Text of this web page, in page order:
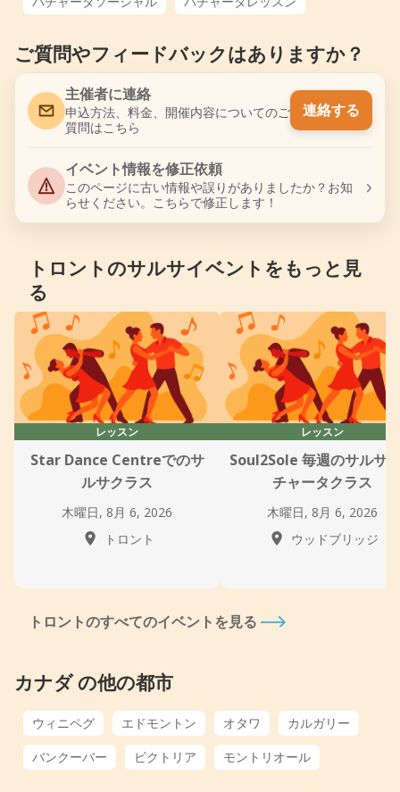
ご質問やフィードバックはありますか？
主催者に連絡
申込方法、料金、開催内容についてのご
質問はこちら
連絡する
イベント情報を修正依頼
このページに古い情報や誤りがありましたか？お知
らせください。こちらで修正します！
›
トロントのサルサイベントをもっと見
る
レッスン
Star Dance Centreでのサ
ルサクラス
木曜日, 8月 6, 2026
トロント
レッスン
Soul2Sole 毎週のサルサ
チャータクラス
木曜日, 8月 6, 2026
ウッドブリッジ
トロントのすべてのイベントを見る
カナダ の他の都市
ウィニペグ エドモントン オタワ
カルガリー
バンクーバー
ビクトリア モントリオール